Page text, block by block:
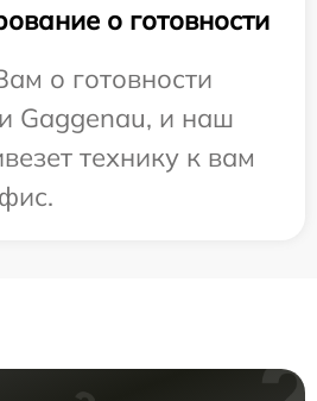
о готовности
о готовности
Gaggenau, и наш
технику к вам